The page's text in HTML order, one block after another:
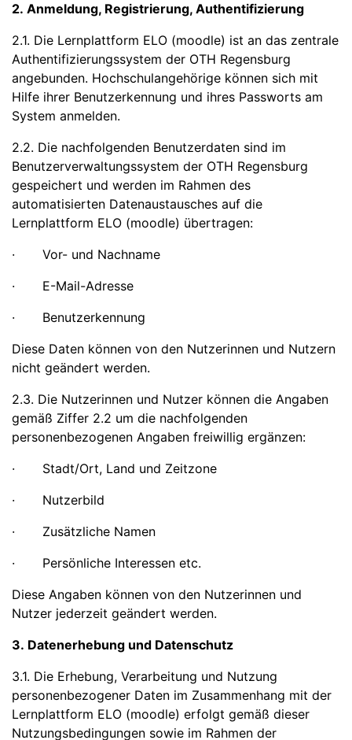
2. Anmeldung, Registrierung, Authentifizierung
2.1. Die Lernplattform ELO (moodle) ist an das zentrale
Authentifizierungssystem der OTH Regensburg
angebunden. Hochschulangehörige können sich mit
Hilfe ihrer Benutzerkennung und ihres Passworts am
System anmelden.
2.2. Die nachfolgenden Benutzerdaten sind im
Benutzerverwaltungssystem der OTH Regensburg
gespeichert und werden im Rahmen des
automatisierten Datenaustausches auf die
Lernplattform ELO (moodle) übertragen:
· Vor- und Nachname
· E-Mail-Adresse
· Benutzerkennung
Diese Daten können von den Nutzerinnen und Nutzern
nicht geändert werden.
2.3. Die Nutzerinnen und Nutzer können die Angaben
gemäß Ziffer 2.2 um die nachfolgenden
personenbezogenen Angaben freiwillig ergänzen:
· Stadt/Ort, Land und Zeitzone
· Nutzerbild
· Zusätzliche Namen
· Persönliche Interessen etc.
Diese Angaben können von den Nutzerinnen und
Nutzer jederzeit geändert werden.
3. Datenerhebung und Datenschutz
3.1. Die Erhebung, Verarbeitung und Nutzung
personenbezogener Daten im Zusammenhang mit der
Lernplattform ELO (moodle) erfolgt gemäß dieser
Nutzungsbedingungen sowie im Rahmen der